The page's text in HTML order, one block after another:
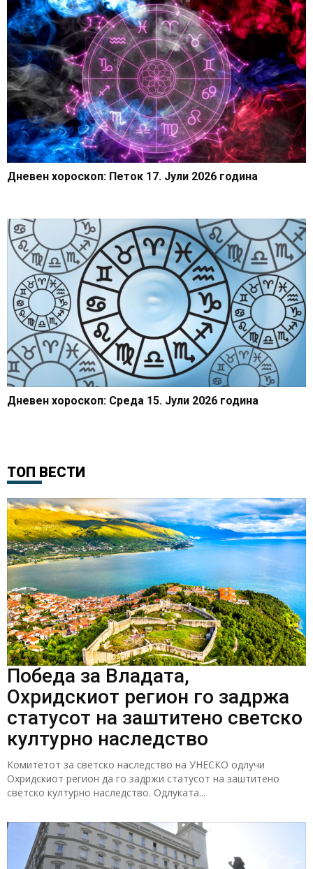
Дневен хороскоп: Петок 17. Јули 2026 година
Дневен хороскоп: Среда 15. Јули 2026 година
ТОП ВЕСТИ
Победа за Владата,
Охридскиот регион го задржа
статусот на заштитено светско
културно наследство
Комитетот за светско наследство на УНЕСКО одлучи
Охридскиот регион да го задржи статусот на заштитено
светско културно наследство. Одлуката...